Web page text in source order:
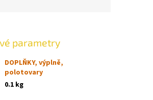
parametry
DOPLŇKY, výplně,
polotovary
0.1 kg